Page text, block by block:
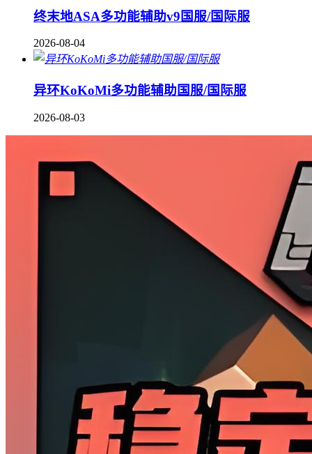
终末地ASA多功能辅助v9国服/国际服
2026-08-04
异环KoKoMi多功能辅助国服/国际服
2026-08-03